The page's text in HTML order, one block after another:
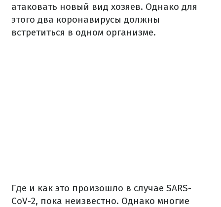
атаковать новый вид хозяев. Однако для
этого два коронавирусы должны
встретиться в одном организме.
Где и как это произошло в случае SARS-
CoV-2, пока неизвестно. Однако многие